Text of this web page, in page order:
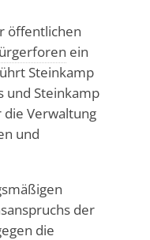
öffentlichen
ein
Steinkamp
und Steinkamp
die Verwaltung
und
der
die